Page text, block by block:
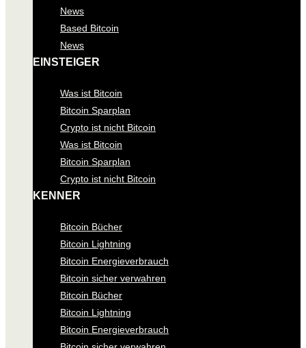
News
Based Bitcoin
News
EINSTEIGER
Was ist Bitcoin
Bitcoin Sparplan
Crypto ist nicht Bitcoin
Was ist Bitcoin
Bitcoin Sparplan
Crypto ist nicht Bitcoin
KENNER
Bitcoin Bücher
Bitcoin Lightning
Bitcoin Energieverbrauch
Bitcoin sicher verwahren
Bitcoin Bücher
Bitcoin Lightning
Bitcoin Energieverbrauch